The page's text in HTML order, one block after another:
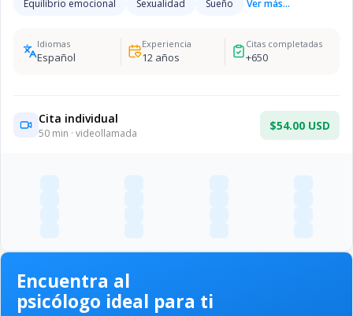
Equilibrio emocional
Sexualidad Sueño Ver más...
Idiomas
Español
Experiencia
12años
Citas completadas
+650
Cita individual
50 min · videollamada
$54.00 USD
Encuentra al
psicólogo ideal para ti